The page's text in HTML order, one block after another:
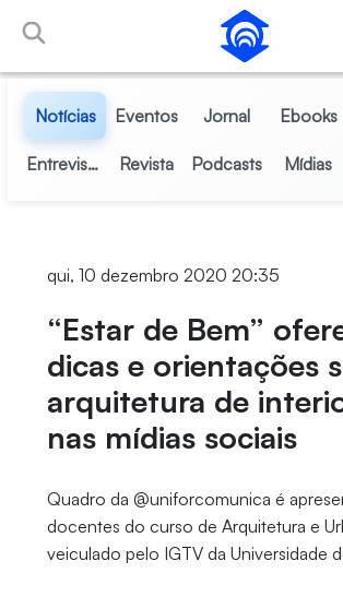
Pular para o Conteúdo principal
Notícias Eventos Jornal Ebooks
Entrevistas Revista Podcasts Mídias
qui, 10 dezembro 2020 20:35
“Estar de Bem”
dicas e orientações
arquitetura de
nas mídias sociais
Quadro da @uniforcomunica é
docentes do curso de Arquitetura e
veiculado pelo IGTV da Universidade